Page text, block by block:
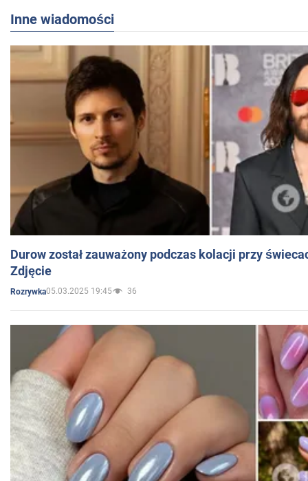
Inne wiadomości
Durow został zauważony podczas kolacji przy
Zdjęcie
Rozrywka05.03.2025 19:45 36